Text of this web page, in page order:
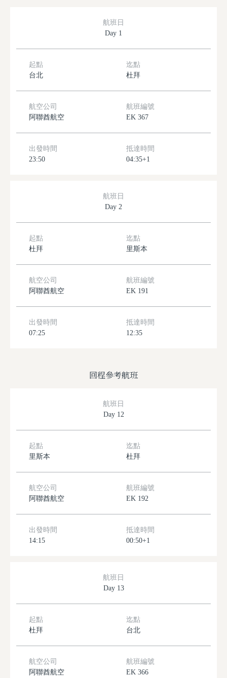
航班日
Day 1
起點
台北
迄點
杜拜
航空公司
阿聯酋航空
航班編號
EK 367
出發時間
23:50
抵達時間
04:35+1
航班日
Day 2
起點
杜拜
迄點
里斯本
航空公司
阿聯酋航空
航班編號
EK 191
出發時間
07:25
抵達時間
12:35
回程參考航班
航班日
Day 12
起點
里斯本
迄點
杜拜
航空公司
阿聯酋航空
航班編號
EK 192
出發時間
14:15
抵達時間
00:50+1
航班日
Day 13
起點
杜拜
迄點
台北
航空公司
阿聯酋航空
航班編號
EK 366